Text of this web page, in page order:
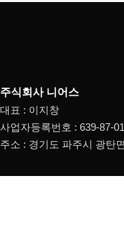
주식회사 니어스
대표 : 이지창
사업자등록번호 : 639-87-
주소 : 경기도 파주시 광탄